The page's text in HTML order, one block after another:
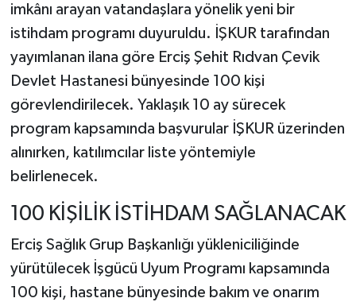
imkânı arayan vatandaşlara yönelik yeni bir
istihdam programı duyuruldu. İŞKUR tarafından
yayımlanan ilana göre Erciş Şehit Rıdvan Çevik
Devlet Hastanesi bünyesinde 100 kişi
görevlendirilecek. Yaklaşık 10 ay sürecek
program kapsamında başvurular İŞKUR üzerinden
alınırken, katılımcılar liste yöntemiyle
belirlenecek.
100 KİŞİLİK İSTİHDAM SAĞLANACAK
Erciş Sağlık Grup Başkanlığı yükleniciliğinde
yürütülecek İşgücü Uyum Programı kapsamında
100 kişi, hastane bünyesinde bakım ve onarım